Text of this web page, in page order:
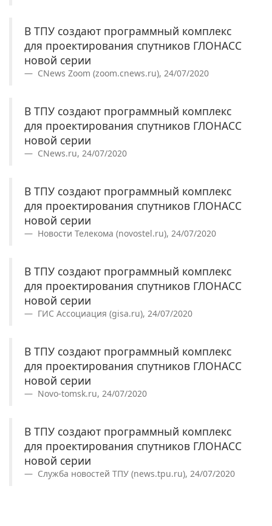
В ТПУ создают программный комплекс
для проектирования спутников ГЛОНАСС
новой серии
CNews Zoom (zoom.cnews.ru), 24/07/2020
В ТПУ создают программный комплекс
для проектирования спутников ГЛОНАСС
новой серии
CNews.ru, 24/07/2020
В ТПУ создают программный комплекс
для проектирования спутников ГЛОНАСС
новой серии
Новости Телекома (novostel.ru), 24/07/2020
В ТПУ создают программный комплекс
для проектирования спутников ГЛОНАСС
новой серии
ГИС Ассоциация (gisa.ru), 24/07/2020
В ТПУ создают программный комплекс
для проектирования спутников ГЛОНАСС
новой серии
Novo-tomsk.ru, 24/07/2020
В ТПУ создают программный комплекс
для проектирования спутников ГЛОНАСС
новой серии
Служба новостей ТПУ (news.tpu.ru), 24/07/2020